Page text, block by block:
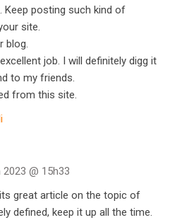
Keep posting such kind of
site.
blog.
job. I will definitely digg it
to my friends.
from this site.
2023 @ 15h33
great article on the topic of
defined, keep it up all the time.